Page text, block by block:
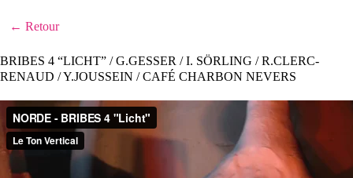
← Retour
BRIBES 4 “LICHT” / G.GESSER / I. SÖRLING / R.CLERC-
RENAUD / Y.JOUSSEIN / CAFÉ CHARBON NEVERS